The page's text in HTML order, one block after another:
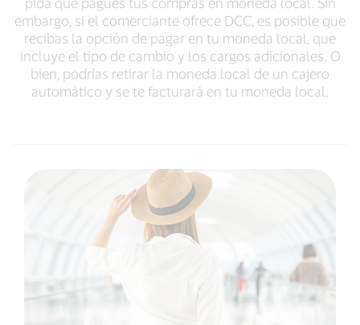
embargo, si el comerciante ofrece DCC, es posible que
recibas la opción de pagar en tu moneda local, que
incluye el tipo de cambio y los cargos adicionales. O
bien, podrías retirar la moneda local de un cajero
automático y se te facturará en tu moneda local.